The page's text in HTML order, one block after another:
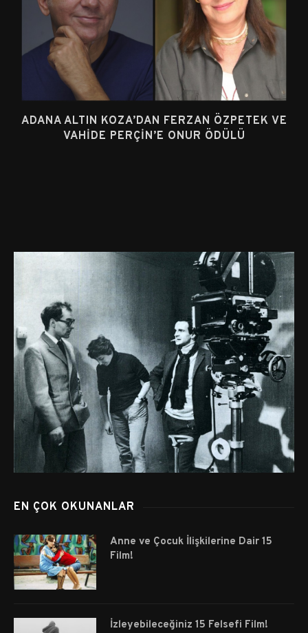
ADANA ALTIN KOZA’DAN FERZAN ÖZPETEK VE
VAHIDE PERÇIN’E ONUR ÖDÜLÜ
EN ÇOK OKUNANLAR
Anne ve Çocuk İlişkilerine Dair 15
Film!
İzleyebileceğiniz 15 Felsefi Film!